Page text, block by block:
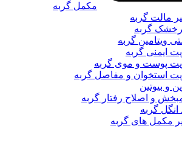
مکمل گربه
مالت گربه
گربه
ویتامین گربه
ایمنی گربه
پوست و موی گربه
استخوان و مفاصل گربه
و بیوتین
و اصلاح رفتار گربه
گربه
مکمل های گربه